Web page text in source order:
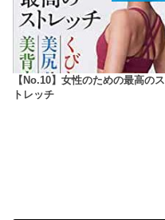
【No.10】女性のための最高のス
トレッチ